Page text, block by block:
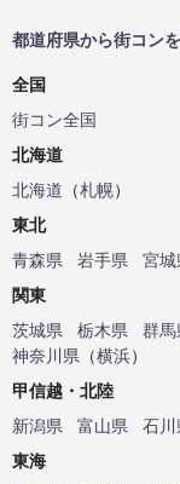
都道府県から街コン
全国
街コン全国
北海道
北海道 （札幌）
東北
青森県
岩手県 宮城
関東
茨城県
栃木県 群馬
神奈川県 （横浜）
甲信越・北陸
新潟県
富山県 石川
東海